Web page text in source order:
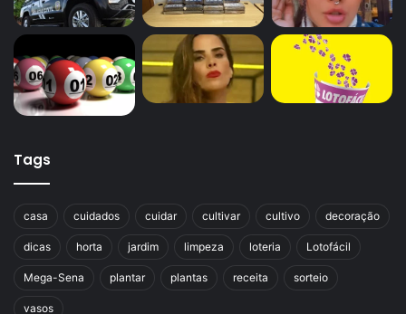
Tags
casa cuidados cuidar cultivar cultivo decoração
dicas horta jardim limpeza loteria Lotofácil
Mega-Sena plantar plantas receita sorteio
vasos